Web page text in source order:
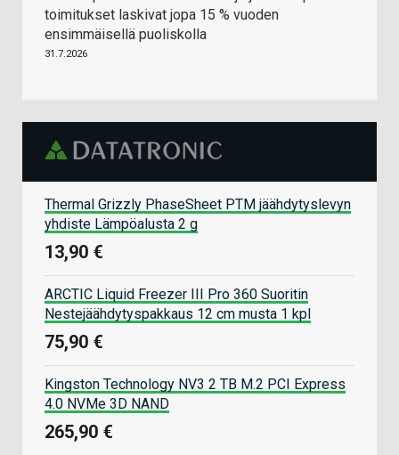
vuonna.
Intelin seuraava uusi prosessoriarkkitehtuuri
tulee olemaan Panther Lake, jonka tiedetään jo
aiemmin Kiinassa pidetyn esityksen pohjalta
olevan vuoden 2026 tuote. Visionissa saatiin
kuitenkin varmistus, että prosessorit tullaan
julkaisemaan tämän vuoden puolella ja vuosi
2026 merkitsee laajempaa saatavuutta. Yhtiön
johtajistoon kuuluvan Jim Johnsonin mukaan
Panther Lake tulee yhdistämään Lunar Laken
energiatehokkuuden ja Arrow Laken
suorituskyvyn yhteen pakettiin. Se tulee myös
toimitukset laskivat jopa 15 % vuoden
ensimmäisellä puoliskolla
31.7.2026
Thermal Grizzly PhaseSheet PTM jäähdytyslevyn
yhdiste Lämpöalusta 2 g
13,90 €
ARCTIC Liquid Freezer III Pro 360 Suoritin
Nestejäähdytyspakkaus 12 cm musta 1 kpl
75,90 €
Kingston Technology NV3 2 TB M.2 PCI Express
4.0 NVMe 3D NAND
265,90 €